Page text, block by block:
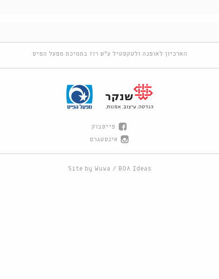
הארכיון לאופנה ולטקסטיל ע"ש רוז בתמיכת מפעל הפיס
פייסבוק
אינסטגרם
Site by Wuwa / BOA Ideas